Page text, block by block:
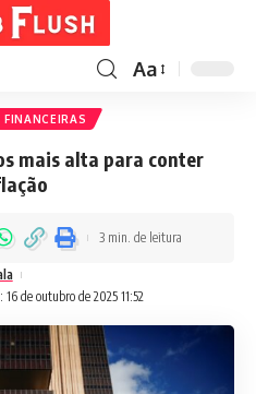
Aa
mais alta para conter
de outubro de 2025 11:52
3 min. de leitura